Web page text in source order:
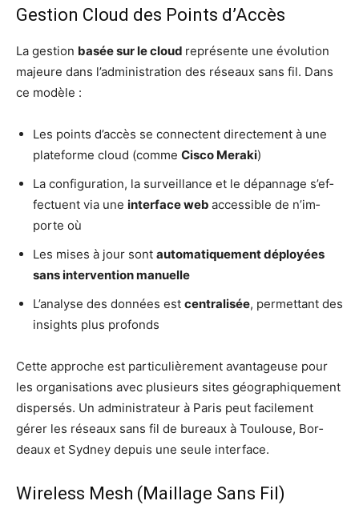
Gestion Cloud des Points d’Accès
La ges­tion basée sur le cloud repré­sente une évo­lu­tion
majeure dans l’ad­mi­nis­tra­tion des réseaux sans fil. Dans
ce modèle :
Les points d’ac­cès se connectent direc­te­ment à une
pla­te­forme cloud (comme Cis­co Mera­ki)
La confi­gu­ra­tion, la sur­veillance et le dépan­nage s’ef­
fec­tuent via une inter­face web acces­sible de n’im­
porte où
Les mises à jour sont auto­ma­ti­que­ment déployées
sans inter­ven­tion manuelle
L’a­na­lyse des don­nées est cen­tra­li­sée, per­met­tant des
insights plus profonds
Cette approche est par­ti­cu­liè­re­ment avan­ta­geuse pour
les orga­ni­sa­tions avec plu­sieurs sites géo­gra­phi­que­ment
dis­per­sés. Un admi­nis­tra­teur à Paris peut faci­le­ment
gérer les réseaux sans fil de bureaux à Tou­louse, Bor­
deaux et Syd­ney depuis une seule interface.
Wireless Mesh (Maillage Sans Fil)